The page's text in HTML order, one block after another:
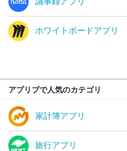
ホワイトボードアプリ
アプリブで人気のカテゴリ
家計簿アプリ
旅行アプリ